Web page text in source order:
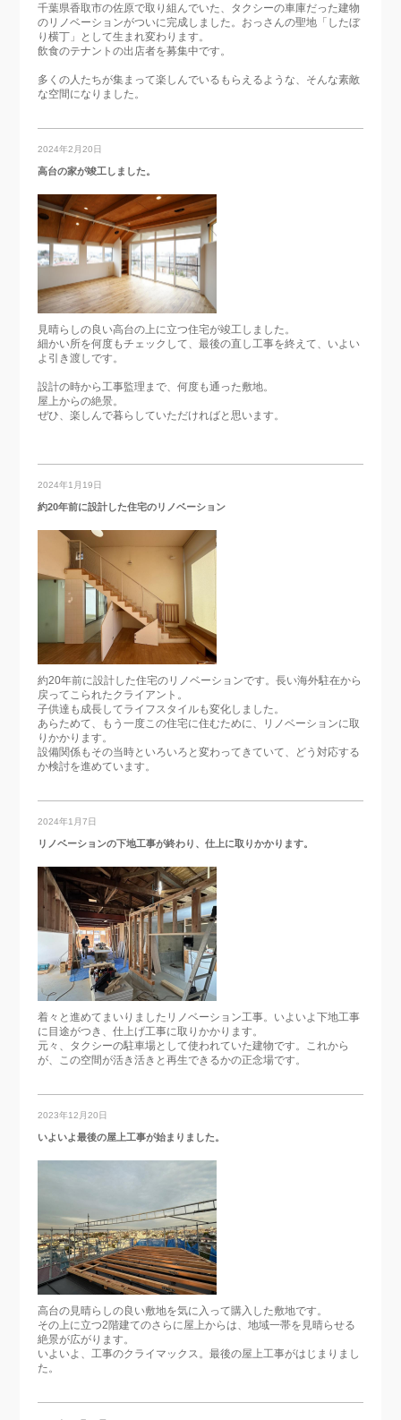
千葉県香取市の佐原で取り組んでいた、タクシーの車庫だった建物
のリノベーションがついに完成しました。おっさんの聖地「したぼ
り横丁」として生まれ変わります。
飲食のテナントの出店者を募集中です。
多くの人たちが集まって楽しんでいるもらえるような、そんな素敵
な空間になりました。
2024年2月20日
高台の家が竣工しました。
見晴らしの良い高台の上に立つ住宅が竣工しました。
細かい所を何度もチェックして、最後の直し工事を終えて、いよい
よ引き渡しです。
設計の時から工事監理まで、何度も通った敷地。
屋上からの絶景。
ぜひ、楽しんで暮らしていただければと思います。
2024年1月19日
約20年前に設計した住宅のリノベーション
約20年前に設計した住宅のリノベーションです。長い海外駐在から
戻ってこられたクライアント。
子供達も成長してライフスタイルも変化しました。
あらためて、もう一度この住宅に住むために、リノベーションに取
りかかります。
設備関係もその当時といろいろと変わってきていて、どう対応する
か検討を進めています。
2024年1月7日
リノベーションの下地工事が終わり、仕上に取りかかります。
着々と進めてまいりましたリノベーション工事。いよいよ下地工事
に目途がつき、仕上げ工事に取りかかります。
元々、タクシーの駐車場として使われていた建物です。これから
が、この空間が活き活きと再生できるかの正念場です。
2023年12月20日
いよいよ最後の屋上工事が始まりました。
高台の見晴らしの良い敷地を気に入って購入した敷地です。
その上に立つ2階建てのさらに屋上からは、地域一帯を見晴らせる
絶景が広がります。
いよいよ、工事のクライマックス。最後の屋上工事がはじまりまし
た。